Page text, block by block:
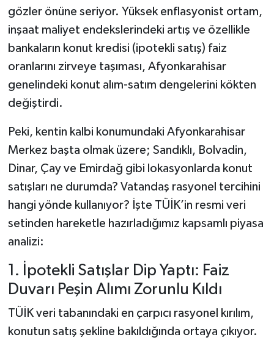
gözler önüne seriyor. Yüksek enflasyonist ortam,
inşaat maliyet endekslerindeki artış ve özellikle
bankaların konut kredisi (ipotekli satış) faiz
oranlarını zirveye taşıması, Afyonkarahisar
genelindeki konut alım-satım dengelerini kökten
değiştirdi.
Peki, kentin kalbi konumundaki Afyonkarahisar
Merkez başta olmak üzere; Sandıklı, Bolvadin,
Dinar, Çay ve Emirdağ gibi lokasyonlarda konut
satışları ne durumda? Vatandaş rasyonel tercihini
hangi yönde kullanıyor? İşte TÜİK’in resmi veri
setinden hareketle hazırladığımız kapsamlı piyasa
analizi:
1. İpotekli Satışlar Dip Yaptı: Faiz
Duvarı Peşin Alımı Zorunlu Kıldı
TÜİK veri tabanındaki en çarpıcı rasyonel kırılım,
konutun satış şekline bakıldığında ortaya çıkıyor.